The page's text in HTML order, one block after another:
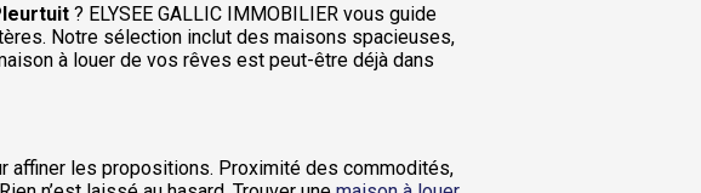
? ELYSEE GALLIC IMMOBILIER vous guide
Notre sélection inclut des maisons spacieuses,
à louer de vos rêves est peut-être déjà dans
affiner les propositions. Proximité des commodités,